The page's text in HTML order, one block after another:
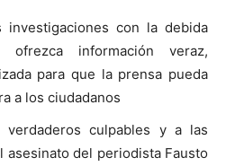
investigaciones con la debida
información veraz,
para que la prensa pueda
a los ciudadanos
culpables y a las
asesinato del periodista Fausto